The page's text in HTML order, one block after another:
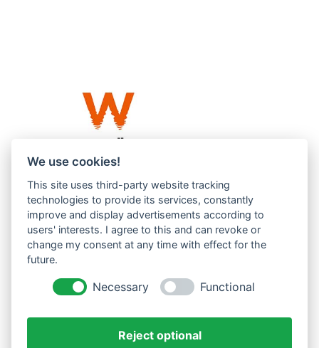
Westküste UG (haftungsbeschränkt)
Menzlingen 14 B
51503 Rösrath
Datenschutzerklärung
We use cookies!
This site uses third-party website tracking
technologies to provide its services, constantly
improve and display advertisements according to
users' interests. I agree to this and can revoke or
change my consent at any time with effect for the
future.
Necessary Functional
Reject optional